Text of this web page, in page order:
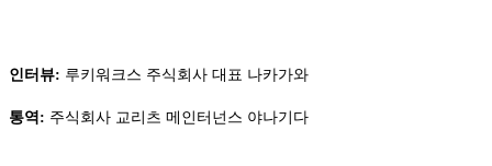
인터뷰: 루키워크스 주식회사 대표 나카가와
통역: 주식회사 교리츠 메인터넌스 야나기다